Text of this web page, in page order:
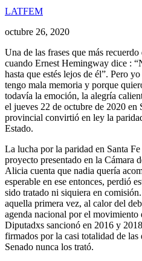
LATFEM
octubre 26, 2020
Una de las frases que más
cuando Ernest Hemingway dice :
hasta que estés lejos de él”. Pero
tengo mala memoria y porque
todavía la emoción, la alegría
el jueves 22 de octubre de 2020 en
provincial convirtió en ley la
Estado.
La lucha por la paridad en Santa
proyecto presentado en la Cámara
Alicia cuenta que nadia quería
esperable en ese entonces, perdió
sido tratado ni siquiera en
aquella primera vez, al calor del
agenda nacional por el movimiento
Diputadxs sancionó en 2016 y
firmados por la casi totalidad de las
Senado nunca los trató.